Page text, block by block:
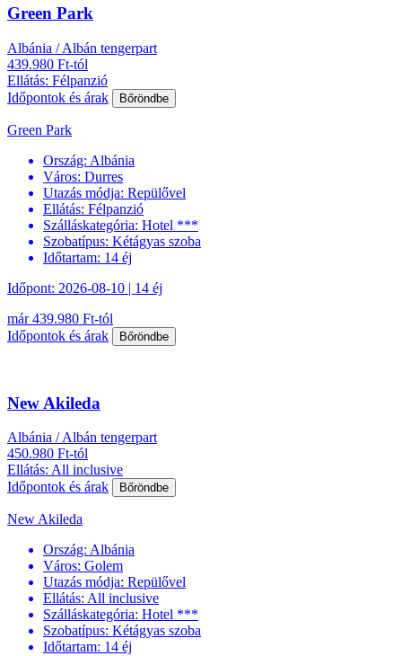
Green Park
Albánia / Albán tengerpart
439.980 Ft-tól
Ellátás: Félpanzió
Időpontok és árak
Bőröndbe
Green Park
Ország: Albánia
Város: Durres
Utazás módja: Repülővel
Ellátás: Félpanzió
Szálláskategória: Hotel ***
Szobatípus: Kétágyas szoba
Időtartam: 14 éj
Időpont: 2026-08-10 | 14 éj
már 439.980 Ft-tól
Időpontok és árak
Bőröndbe
New Akileda
Albánia / Albán tengerpart
450.980 Ft-tól
Ellátás: All inclusive
Időpontok és árak
Bőröndbe
New Akileda
Ország: Albánia
Város: Golem
Utazás módja: Repülővel
Ellátás: All inclusive
Szálláskategória: Hotel ***
Szobatípus: Kétágyas szoba
Időtartam: 14 éj